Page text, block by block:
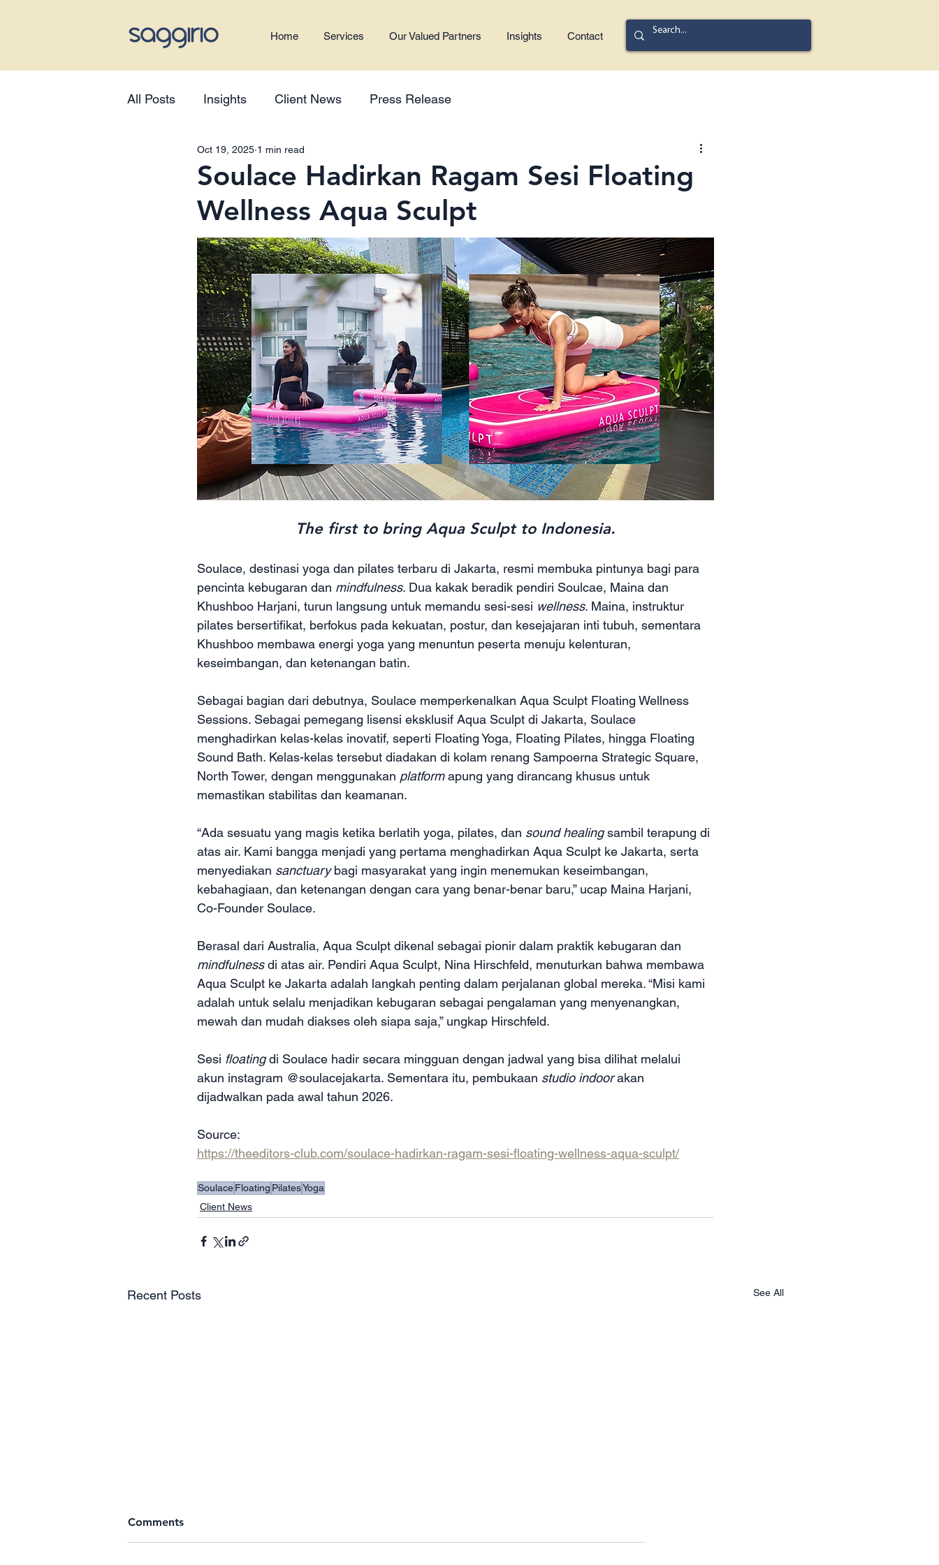
Home Services Our Valued Partners Insights Contact
All Posts Insights Client News Press Release
Soulace Hadirkan Ragam Sesi Floating
Wellness Aqua Sculpt
Oct 19, 2025 1 min read
The first to bring Aqua Sculpt to Indonesia.
Soulace, destinasi yoga dan pilates terbaru di Jakarta, resmi membuka pintunya bagi para
pencinta kebugaran dan mindfulness. Dua kakak beradik pendiri Soulcae, Maina dan
Khushboo Harjani, turun langsung untuk memandu sesi-sesi wellness. Maina, instruktur
pilates bersertifikat, berfokus pada kekuatan, postur, dan kesejajaran inti tubuh, sementara
Khushboo membawa energi yoga yang menuntun peserta menuju kelenturan,
keseimbangan, dan ketenangan batin.
Sebagai bagian dari debutnya, Soulace memperkenalkan Aqua Sculpt Floating Wellness
Sessions. Sebagai pemegang lisensi eksklusif Aqua Sculpt di Jakarta, Soulace
menghadirkan kelas-kelas inovatif, seperti Floating Yoga, Floating Pilates, hingga Floating
Sound Bath. Kelas-kelas tersebut diadakan di kolam renang Sampoerna Strategic Square,
North Tower, dengan menggunakan platform apung yang dirancang khusus untuk
memastikan stabilitas dan keamanan.
“Ada sesuatu yang magis ketika berlatih yoga, pilates, dan sound healing sambil terapung di
atas air. Kami bangga menjadi yang pertama menghadirkan Aqua Sculpt ke Jakarta, serta
menyediakan sanctuary bagi masyarakat yang ingin menemukan keseimbangan,
kebahagiaan, dan ketenangan dengan cara yang benar-benar baru,” ucap Maina Harjani,
Co-Founder Soulace.
Berasal dari Australia, Aqua Sculpt dikenal sebagai pionir dalam praktik kebugaran dan
mindfulness di atas air. Pendiri Aqua Sculpt, Nina Hirschfeld, menuturkan bahwa membawa
Aqua Sculpt ke Jakarta adalah langkah penting dalam perjalanan global mereka. “Misi kami
adalah untuk selalu menjadikan kebugaran sebagai pengalaman yang menyenangkan,
mewah dan mudah diakses oleh siapa saja,” ungkap Hirschfeld.
Sesi floating di Soulace hadir secara mingguan dengan jadwal yang bisa dilihat melalui
akun instagram @soulacejakarta. Sementara itu, pembukaan studio indoor akan
dijadwalkan pada awal tahun 2026.
Source:
https://theeditors-club.com/soulace-hadirkan-ragam-sesi-floating-wellness-aqua-sculpt/
SoulaceFloating PilatesYoga
Client News
Recent Posts See All
Comments